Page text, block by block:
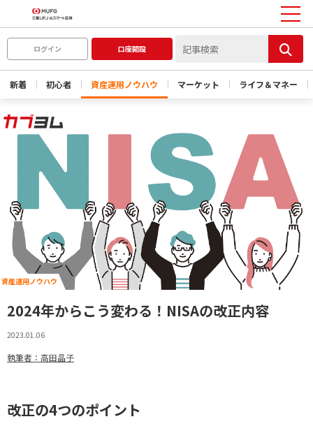
ログイン 口座開設
新着 初心者 資産運用ノウハウ マーケット ライフ＆マネー
資産運用ノウハウ
2024年からこう変わる！NISAの改正内容
2023.01.06
執筆者：高田晶子
改正の4つのポイント